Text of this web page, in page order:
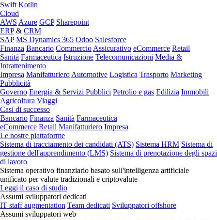
Swift Kotlin
Cloud
AWS Azure GCP Sharepoint
ERP& CRM
SAP MS Dynamics 365 Odoo Salesforce
Finanza Bancario Commercio Assicurativo eCommerce Retail
Sanità Farmaceutica Istruzione Telecomunicazioni Media &
Intrattenimento
Impresa Manifatturiero Automotive Logistica Trasporto Marketing
Pubblicità
Governo Energia & Servizi Pubblici Petrolio e gas Edilizia Immobili
Agricoltura Viaggi
Casi di successo
Bancario Finanza Sanità Farmaceutica
eCommerce Retail Manifatturiero Impresa
Le nostre piattaforme
Sistema di tracciamento dei candidati (ATS) Sistema HRM Sistema di
gestione dell'apprendimento (LMS) Sistema di prenotazione degli spazi
di lavoro
Sistema operativo finanziario basato sull'intelligenza artificiale
unificato per valute tradizionali e criptovalute
Leggi il caso di studio
Assumi sviluppatori dedicati
IT staff augmentation Team dedicati Sviluppatori offshore
Assumi sviluppatori web